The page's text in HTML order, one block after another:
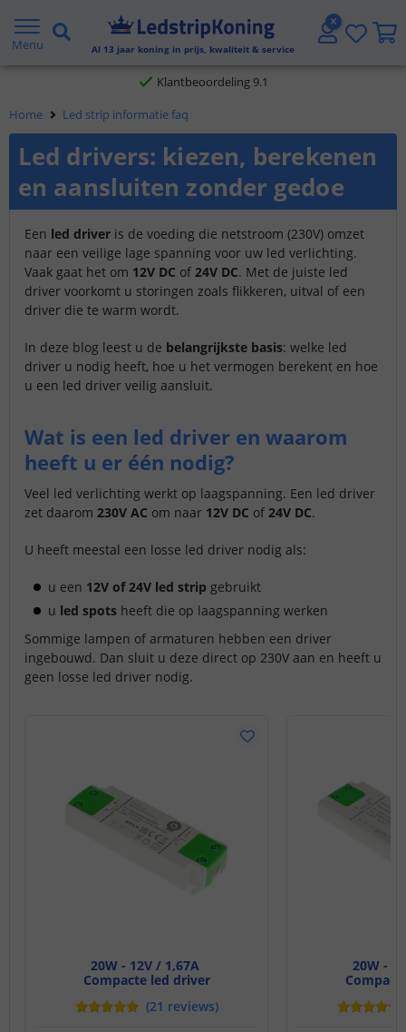
Menu Al 13 jaar koning in prijs, kwaliteit & service
Gratis verzending vanaf € 20,- NL en BE
Klantbeoordeling 9.1
Voor 23:45 uur besteld,
Home Led strip informatie faq
Led drivers: kiezen, berekenen
en aansluiten zonder gedoe
Een led driver is de voeding die netstroom (230V) omzet
naar een veilige lage spanning voor uw led verlichting.
Vaak gaat het om 12V DC of 24V DC. Met de juiste led
driver voorkomt u storingen zoals flikkeren, uitval of een
driver die te warm wordt.
In deze blog leest u de belangrijkste basis: welke led
driver u nodig heeft, hoe u het vermogen berekent en hoe
u een led driver veilig aansluit.
Wat is een led driver en waarom
heeft u er één nodig?
Veel led verlichting werkt op laagspanning. Een led driver
zet daarom 230V AC om naar 12V DC of 24V DC.
U heeft meestal een losse led driver nodig als:
u een 12V of 24V led strip gebruikt
u led spots heeft die op laagspanning werken
Sommige lampen of armaturen hebben een driver
ingebouwd. Dan sluit u deze direct op 230V aan en heeft u
geen losse led driver nodig.
20W - 12V / 1,67A
Compacte led driver
(21 reviews)
20W -